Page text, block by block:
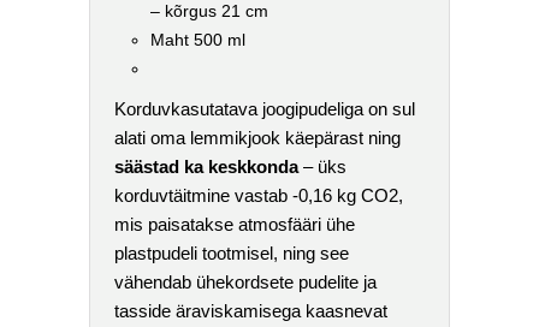
– kõrgus 21 cm
Maht 500 ml
Korduvkasutatava joogipudeliga on sul
alati oma lemmikjook käepärast ning
säästad ka keskkonda– üks
korduvtäitmine vastab -0,16 kg CO2,
mis paisatakse atmosfääri ühe
plastpudeli tootmisel, ning see
vähendab ühekordsete pudelite ja
tasside äraviskamisega kaasnevat